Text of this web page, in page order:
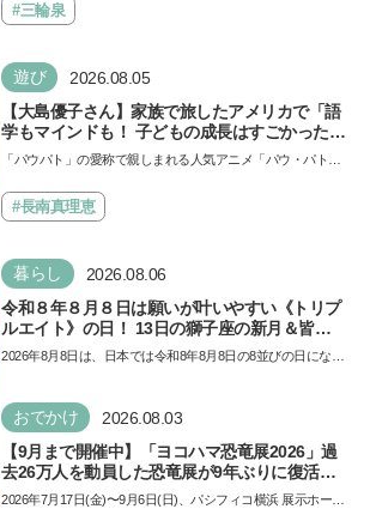
も…
#三輪泉
遊び 2026.08.05
【大島優子さん】家族で旅したアメリカで「語
学もマインドも！ 子どもの成長はすごかった」
声優をつとめた映画『パウ・パトロール ザ・ダ
できると子どもに知ってほしい
「パウパト」の愛称で親しまれる人気アニメ「パウ・パトロ
ザ…
#長南真理恵
暮らし 2026.08.06
令和８年８月８日は願いが叶いやすい《トリプ
ルエイト》の日！ 13日の獅子座の新月＆皆既
日食の影響にも注目
2026年8月8日は、日本では令和8年8月8日の8並びの日になり
て…
おでかけ 2026.08.03
【9月まで開催中】「ヨコハマ恐竜展2026」過
去26万人を動員した恐竜展が9年ぶりに復活！
夏休みのおでかけで楽しむポイントを完全ガイ
2026年7月17日(金)〜9月6日(日)、パシフィコ横浜 展示ホール